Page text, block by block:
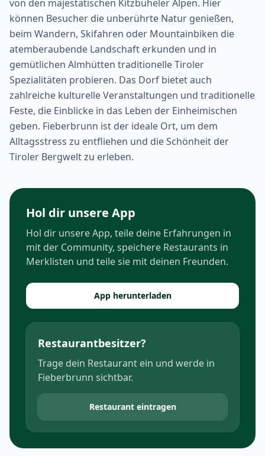
von den majestätischen Kitzbüheler Alpen. Hier
können Besucher die unberührte Natur genießen,
beim Wandern, Skifahren oder Mountainbiken die
atemberaubende Landschaft erkunden und in
gemütlichen Almhütten traditionelle Tiroler
Spezialitäten probieren. Das Dorf bietet auch
zahlreiche kulturelle Veranstaltungen und traditionelle
Feste, die Einblicke in das Leben der Einheimischen
geben. Fieberbrunn ist der ideale Ort, um dem
Alltagsstress zu entfliehen und die Schönheit der
Tiroler Bergwelt zu erleben.
Hol dir unsere App
Hol dir unsere App, teile deine Erfahrungen in
mit der Community, speichere Restaurants in
Merklisten und teile sie mit deinen Freunden.
App herunterladen
Restaurantbesitzer?
Trage dein Restaurant ein und werde in
Fieberbrunn sichtbar.
Restaurant eintragen